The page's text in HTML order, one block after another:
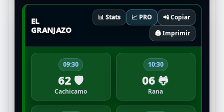
EL
GRANJAZO
📊 Stats 📈 PRO
📲 Copiar
🖨️ Imprimir
09:30
62 🛡️
Cachicamo
10:30
06 🐸
Rana